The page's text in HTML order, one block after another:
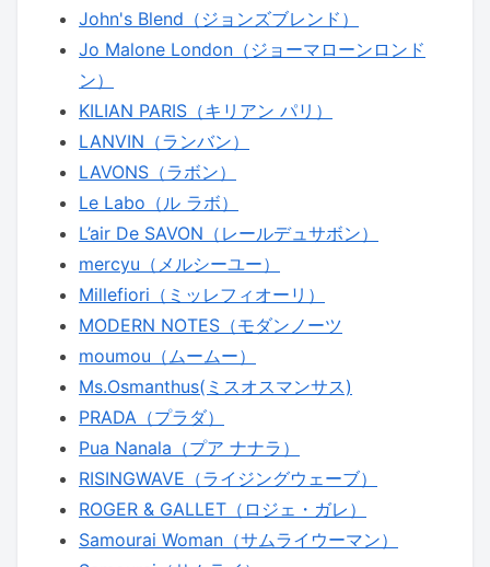
John's Blend（ジョンズブレンド）
Jo Malone London（ジョーマローンロンド
ン）
KILIAN PARIS（キリアン パリ）
LANVIN（ランバン）
LAVONS（ラボン）
Le Labo（ル ラボ）
L’air De SAVON（レールデュサボン）
mercyu（メルシーユー）
Millefiori（ミッレフィオーリ）
MODERN NOTES（モダンノーツ
moumou（ムームー）
Ms.Osmanthus(ミスオスマンサス)
PRADA（プラダ）
Pua Nanala（プア ナナラ）
RISINGWAVE（ライジングウェーブ）
ROGER & GALLET（ロジェ・ガレ）
Samourai Woman（サムライウーマン）